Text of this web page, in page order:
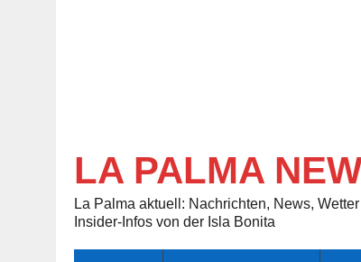
LA PALMA
La Palma aktuell: Nachrichten, News, Wetter
Insider-Infos von der Isla Bonita